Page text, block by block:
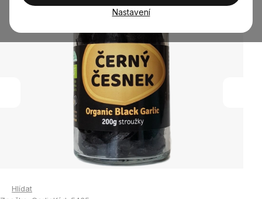
Nastavení
5
Hlídat